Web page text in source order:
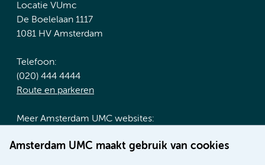
Amsterdam UMC maakt gebruik van cookies
Locatie VUmc
De Boelelaan 1117
1081 HV Amsterdam
Telefoon:
(020) 444 4444
Route en parkeren
Meer Amsterdam UMC websites:
Werken bij Amsterdam UMC